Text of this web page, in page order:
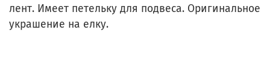
лент. Имеет петельку для подвеса. Оригинальное
украшение на елку.